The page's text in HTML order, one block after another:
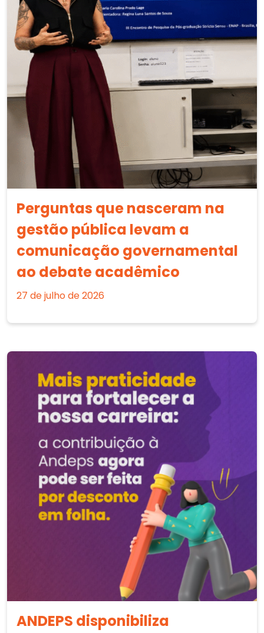
Perguntas que nasceram na
gestão pública levam a
comunicação governamental
ao debate acadêmico
27 de julho de 2026
ANDEPS disponibiliza